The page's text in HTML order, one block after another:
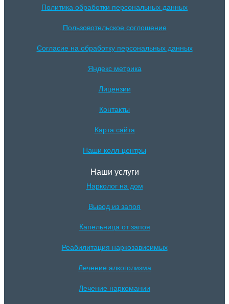
Политика обработки персональных данных
Пользовотельское соглошение
Согласие на обработку персональных данных
Яндекс метрика
Лицензии
Контакты
Карта сайта
Наши колл-центры
Наши услуги
Нарколог на дом
Вывод из запоя
Капельница от запоя
Реабилитация наркозависимых
Лечение алкоголизма
Лечение наркомании